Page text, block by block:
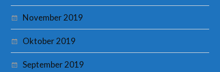
November 2019
Oktober 2019
September 2019